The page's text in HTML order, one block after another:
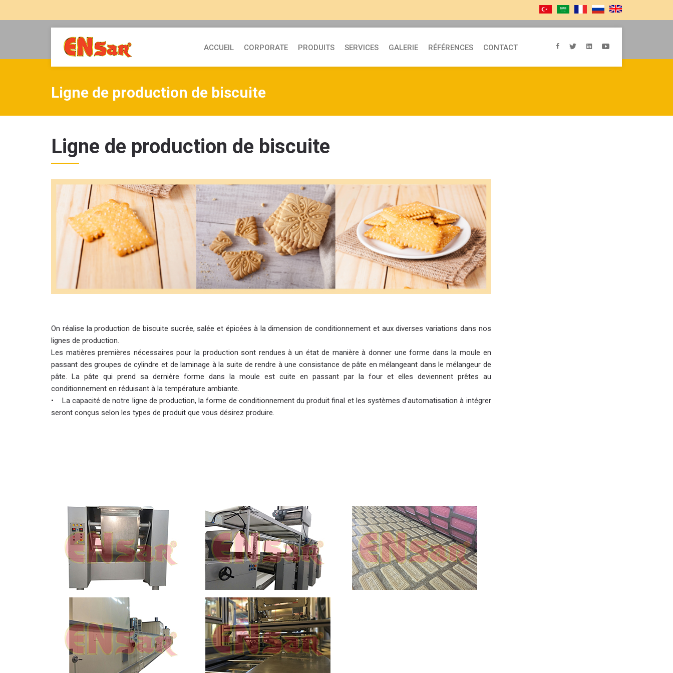
ACCUEIL CORPORATE PRODUITS SERVICES GALERIE RÉFÉRENCES CONTACT
Ligne de production de biscuite
Ligne de production de biscuite
On réalise la production de biscuite sucrée, salée et épicées à la dimension de conditionnement et aux diverses variations dans nos
lignes de production.
Les matières premières nécessaires pour la production sont rendues à un état de manière à donner une forme dans la moule en
passant des groupes de cylindre et de laminage à la suite de rendre à une consistance de pâte en mélangeant dans le mélangeur de
pâte. La pâte qui prend sa dernière forme dans la moule est cuite en passant par la four et elles deviennent prêtes au
conditionnement en réduisant à la température ambiante.
• La capacité de notre ligne de production, la forme de conditionnement du produit final et les systèmes d’automatisation à intégrer
seront conçus selon les types de produit que vous désirez produire.